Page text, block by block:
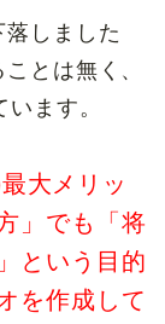
しました
とは無く、
ます。
大メリッ
」でも「将
という目的
を作成して